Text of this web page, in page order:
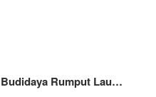
Rumput Lau…